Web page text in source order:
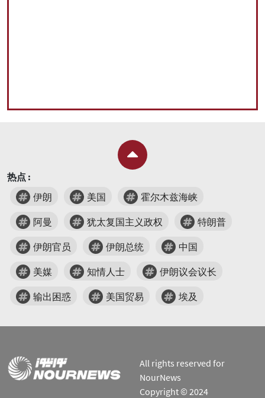
热点 :
伊朗
美国 霍尔木兹海峡
阿曼 犹太复国主义政权 特朗普
伊朗官员 伊朗总统 中国
美媒 知情人士 伊朗议会议长
输出困惑 美国贸易 埃及
All rights reserved for
NourNews
Copyright © 2024